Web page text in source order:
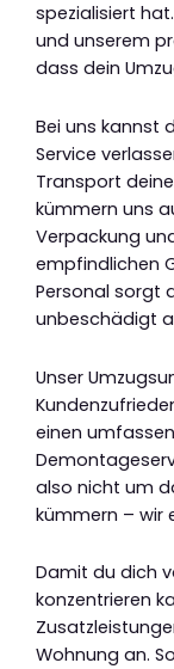
spezialisiert
und unserem
dass dein
Bei uns kannst
Service
Transport
kümmern uns
Verpackung
empfindlichen
Personal sorgt
unbeschädigt
Unser
einen
also nicht um
kümmern – wir
Damit du dich
konzentrieren
Wohnung an.